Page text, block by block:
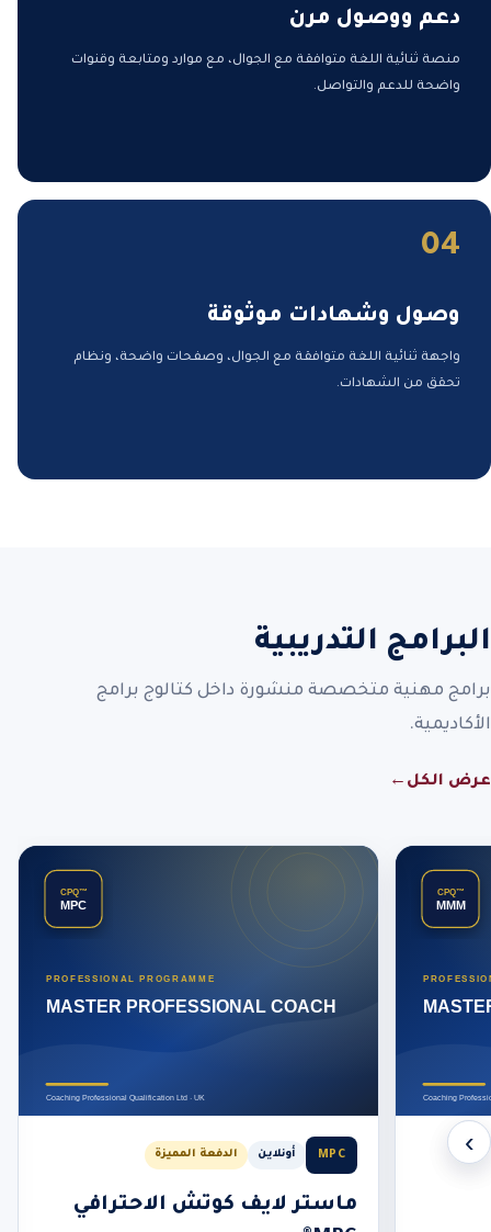
دعم ووصول مرن
منصة ثنائية اللغة متوافقة مع الجوال، مع موارد ومتابعة وقنوات
واضحة للدعم والتواصل.
04
وصول وشهادات موثوقة
واجهة ثنائية اللغة متوافقة مع الجوال، وصفحات واضحة، ونظام
تحقق من الشهادات.
البرامج التدريبية
برامج مهنية متخصصة منشورة داخل كتالوج برامج
الأكاديمية.
عرض الكل ←
‹
MPC أونلاين الدفعة المميزة
ماستر لايف كوتش الاحترافي
›